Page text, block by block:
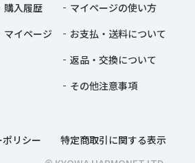
購入履歴
マイページ
マイページの使い方
お支払・送料について
返品・交換について
その他注意事項
リシー
特定商取引に関する表示